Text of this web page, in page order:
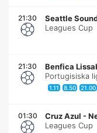
21:30 Seattle
Leagues Cup
21:30 Benfica
Portugisiska
1.11 8.50 21.00
01:30 Cruz Azul -
Leagues Cup